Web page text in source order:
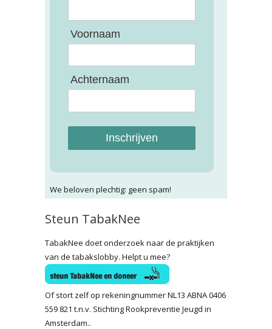
Voornaam
Achternaam
Inschrijven
We beloven plechtig: geen spam!
Steun TabakNee
TabakNee doet onderzoek naar de praktijken
van de tabakslobby. Helpt u mee?
Of stort zelf op rekeningnummer NL13 ABNA 0406
559 821 t.n.v. Stichting Rookpreventie Jeugd in
Amsterdam..